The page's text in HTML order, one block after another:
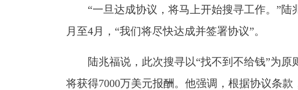
“一旦达成协议，将马上开始搜寻工作。”陆
月至4月，“我们将尽快达成并签署协议”。
陆兆福说，此次搜寻以“找不到不给钱”为原
将获得7000万美元报酬。他强调，根据协议条